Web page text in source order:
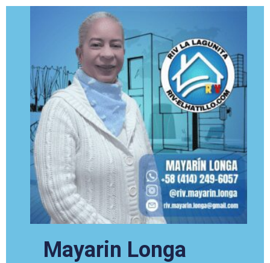
Mayarin Longa